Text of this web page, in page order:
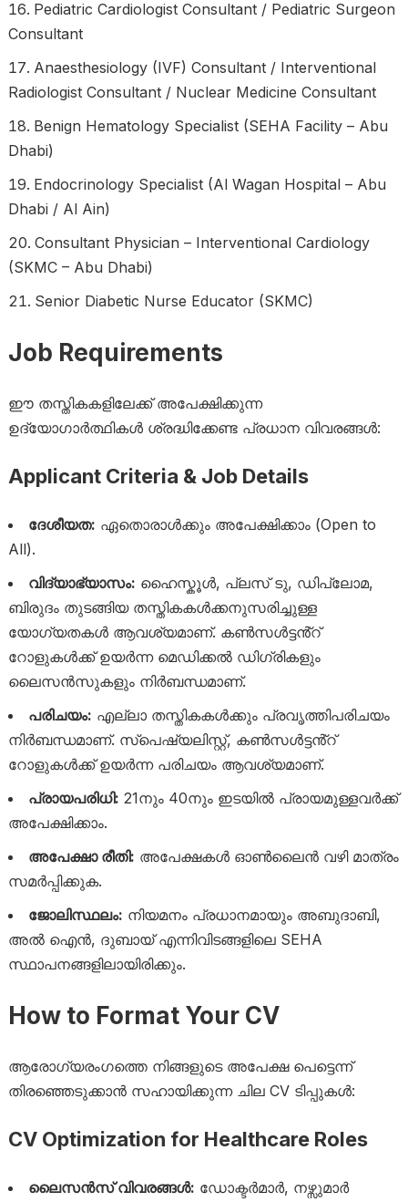
Pediatric Cardiologist Consultant / Pediatric Surgeon
Consultant
Anaesthesiology (IVF) Consultant / Interventional
Radiologist Consultant / Nuclear Medicine Consultant
Benign Hematology Specialist (SEHA Facility – Abu
Dhabi)
Endocrinology Specialist (Al Wagan Hospital – Abu
Dhabi / Al Ain)
Consultant Physician – Interventional Cardiology
(SKMC – Abu Dhabi)
Senior Diabetic Nurse Educator (SKMC)
Job Requirements
ഈ തസ്തികകളിലേക്ക് അപേക്ഷിക്കുന്ന
ഉദ്യോഗാർത്ഥികൾ ശ്രദ്ധിക്കേണ്ട പ്രധാന വിവരങ്ങൾ:
Applicant Criteria & Job Details
ദേശീയത: ഏതൊരാൾക്കും അപേക്ഷിക്കാം (Open to
All).
വിദ്യാഭ്യാസം: ഹൈസ്കൂൾ, പ്ലസ് ടു, ഡിപ്ലോമ,
ബിരുദം തുടങ്ങിയ തസ്തികകൾക്കനുസരിച്ചുള്ള
യോഗ്യതകൾ ആവശ്യമാണ്. കൺസൾട്ടൻ്റ്
റോളുകൾക്ക് ഉയർന്ന മെഡിക്കൽ ഡിഗ്രികളും
ലൈസൻസുകളും നിർബന്ധമാണ്.
പരിചയം: എല്ലാ തസ്തികകൾക്കും പ്രവൃത്തിപരിചയം
നിർബന്ധമാണ്. സ്പെഷ്യലിസ്റ്റ്, കൺസൾട്ടൻ്റ്
റോളുകൾക്ക് ഉയർന്ന പരിചയം ആവശ്യമാണ്.
പ്രായപരിധി: 21നും 40നും ഇടയിൽ പ്രായമുള്ളവർക്ക്
അപേക്ഷിക്കാം.
അപേക്ഷാ രീതി: അപേക്ഷകൾ ഓൺലൈൻ വഴി മാത്രം
സമർപ്പിക്കുക.
ജോലിസ്ഥലം: നിയമനം പ്രധാനമായും അബുദാബി,
അൽ ഐൻ, ദുബായ് എന്നിവിടങ്ങളിലെ SEHA
സ്ഥാപനങ്ങളിലായിരിക്കും.
How to Format Your CV
ആരോഗ്യരംഗത്തെ നിങ്ങളുടെ അപേക്ഷ പെട്ടെന്ന്
തിരഞ്ഞെടുക്കാൻ സഹായിക്കുന്ന ചില CV ടിപ്പുകൾ:
CV Optimization for Healthcare Roles
ലൈസൻസ് വിവരങ്ങൾ: ഡോക്ടർമാർ, നഴ്സുമാർ